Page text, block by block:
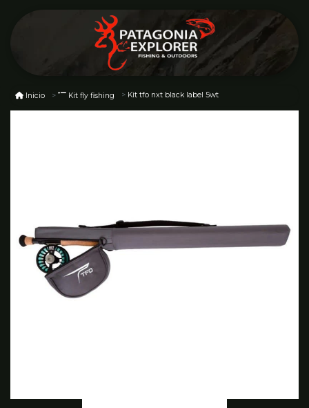
Inicio Kit fly fishing Kit tfo nxt black label 5wt